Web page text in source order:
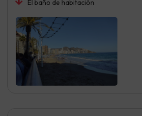
El baño de habitación